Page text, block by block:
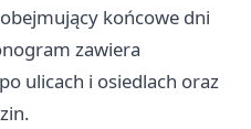
końcowe dni
zawiera
ulicach i osiedlach oraz